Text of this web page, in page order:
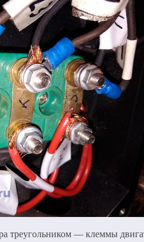
треугольником — клеммы